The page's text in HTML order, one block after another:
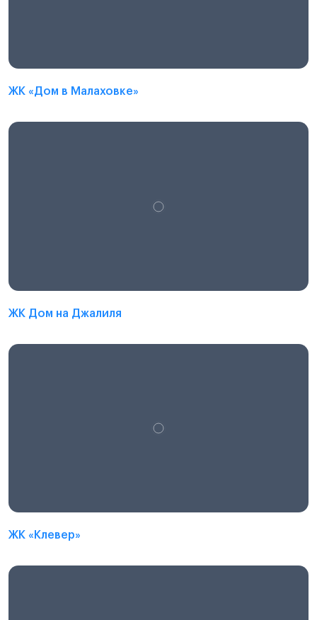
ЖК «Дом в Малаховке»
ЖК Дом на Джалиля
ЖК «Клевер»